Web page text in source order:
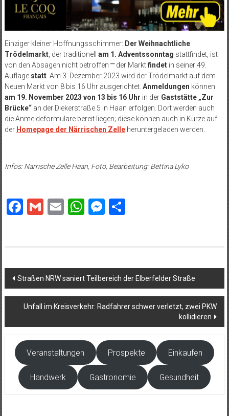
Einziger kleiner Hoffnungsschimmer: Der Weihnachtliche
Trödelmarkt, der traditionell am 1. Adventssonntag stattfindet, ist
von den Absagen nicht betroffen ⎻ der Marktfindet in seiner 49.
Auflage statt. Am 3. Dezember 2023 wird der Trödelmarkt auf dem
Neuen Markt von 8 bis 16 Uhr ausgerichtet. Anmeldungen können
am 19. November 2023 von 13 bis 16 Uhr in der Gaststätte „Zur
Brücke“an der Diekerstraße 5 in Haan erfolgen. Dort werden auch
die Anmeldeformulare bereit liegen; diese können auch in Kürze auf
der Homepage der Närrischen Zelleheruntergeladen werden.
Infos: Närrische Zelle Haan, Foto, Bearbeitung: Bettina Lyko
Facebook
GmailEmailWhatsApp
Messenger
Beitragsnavigation
Straßen NRW saniert Teilbereich der Elberfelder Straße
Unfall im Kreisverkehr: Radfahrer schwer verletzt, zwei PKW
kollidieren
Veranstaltungen Prospekte Einkaufen
Handwerk Gastronomie Gesundheit